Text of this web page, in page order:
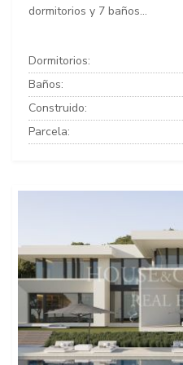
dormitorios y 7 baños...
Dormitorios:
Baños:
Construido:
Parcela: